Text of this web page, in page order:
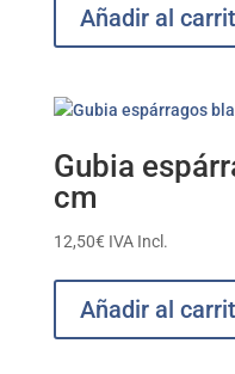
Añadir al
Gubia
cm
12,50€ IVA Incl.
Añadir al